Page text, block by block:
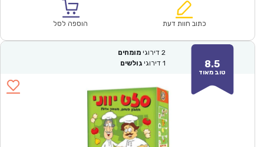
₪93.00.
הוא:
כתוב חוות דעת הוספה לסל
8.5
טוב מאוד
2 דירוגי מומחים
1 דירוגי גולשים